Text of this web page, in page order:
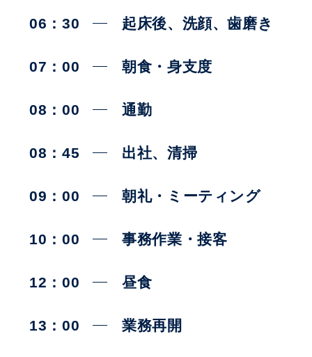
06：30 起床後、洗顔、歯磨き
07：00 朝食・身支度
08：00 通勤
08：45 出社、清掃
09：00 朝礼・ミーティング
10：00 事務作業・接客
12：00 昼食
13：00 業務再開